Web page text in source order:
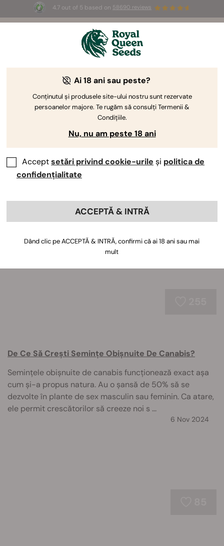
4.7 out of 5 based on 58690 reviews
3 semințe White Widow AutoGRATUITE pentru
The RQS Blog
Cultivarea canabisului
Cunoști diferența dintre hibrizii de canabis și soiurile
locale? Dar dintre plantele monoice versus dioice? Află
despre tehnicile de reproducere a marijuanei, hibrizii F1,
studiile din domeniul ierbii, hermafroditismul și multe
altele.
De Ce Să Crești Semințe Obișnuite De Canabis?
Semințele obișnuite de canabis funcționează exact așa
cum și-a propus natura. Au o șansă de 50% să se
dezvolte în plante de sex masculin sau feminin. Ca atare,
ele permit crescătorilor să creeze noi s ...
6 Nov 2024
Ai 18 ani sau peste?
Conținutul și produsele site-ului nostru sunt rezervate
persoanelor majore. Te rugăm să consulți Termenii &
Condițiile.
Nu, nu am peste 18 ani
Acceptsetări privind cookie-urile și politica de
confidențialitate
ACCEPTĂ & INTRĂ
Dând clic pe ACCEPTĂ & INTRĂ, confirmi că ai 18 ani sau mai
mult